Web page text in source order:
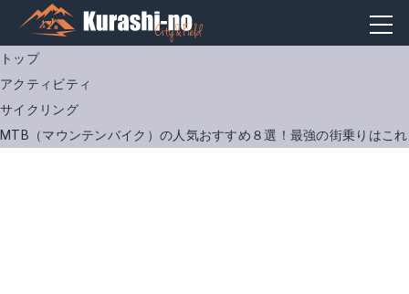
トップ
アクティビティ
サイクリング
MTB（マウンテンバイク）の人気おすすめ８選！最強の街乗りはこ